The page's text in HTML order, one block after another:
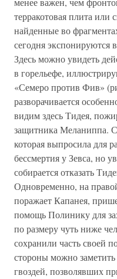
терракотовая плита
найденные во
сегодня экспонируются
Здесь можно увидеть
в горельефе,
«Семеро против Фив»
разворачивается
видим здесь Тидея,
защитника Меланиппа.
которая выпросила для
бессмертия у Зевса, но
собирается отказать
Одновременно, на
поражает Капанея,
помощь Полинику для
по размеру чуть ниже
сохранили часть своей
стороны можно
гвоздей, позволявших